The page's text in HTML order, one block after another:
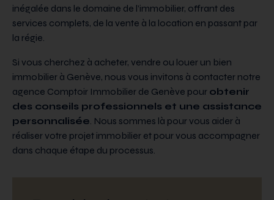
inégalée dans le domaine de l’immobilier, offrant des
services complets, de la vente à la location en passant par
la régie.
Si vous cherchez à acheter, vendre ou louer un bien
immobilier à Genève, nous vous invitons à contacter notre
agence Comptoir Immobilier de Genève pour obtenir
des conseils professionnels et une assistance
personnalisée. Nous sommes là pour vous aider à
réaliser votre projet immobilier et pour vous accompagner
dans chaque étape du processus.